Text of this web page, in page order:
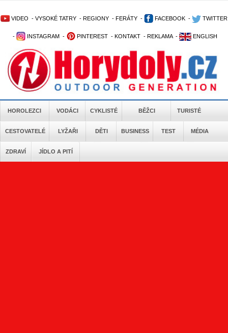
VIDEO - VYSOKÉ TATRY - REGIONY - FERÁTY - FACEBOOK - TWITTER
- INSTAGRAM - PINTEREST - KONTAKT - REKLAMA - ENGLISH
HOROLEZCI VODÁCI CYKLISTÉ BĚŽCI TURISTÉ
CESTOVATELÉ LYŽAŘI DĚTI BUSINESS TEST MÉDIA
ZDRAVÍ JÍDLO A PITÍ